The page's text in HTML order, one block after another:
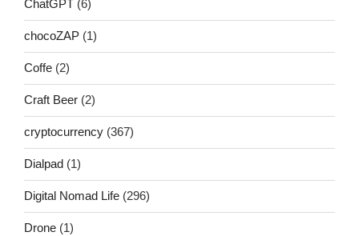
ChatGPT (6)
chocoZAP (1)
Coffe (2)
Craft Beer (2)
cryptocurrency (367)
Dialpad (1)
Digital Nomad Life (296)
Drone (1)